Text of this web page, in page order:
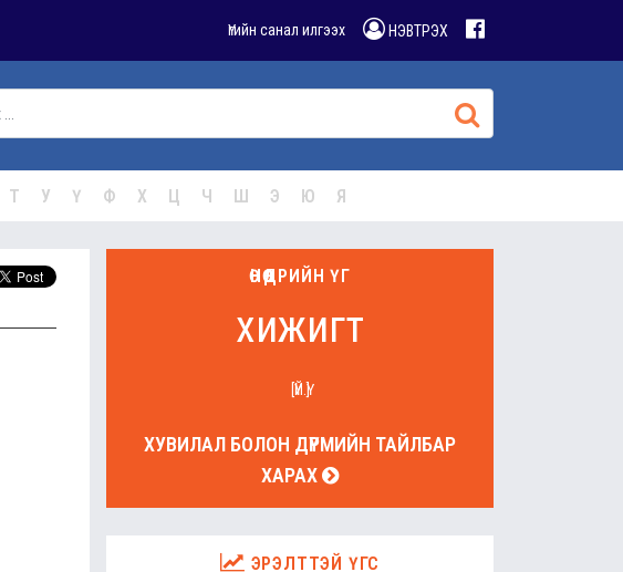
Үгийн санал илгээх НЭВТРЭХ
Т У Ү Ф Х Ц Ч Ш Э Ю Я
ӨНӨӨДРИЙН ҮГ
хижигт
[ҮЙ.Ү]
ХУВИЛАЛ БОЛОН ДҮРМИЙН ТАЙЛБАР
ХАРАХ
ЭРЭЛТТЭЙ ҮГС